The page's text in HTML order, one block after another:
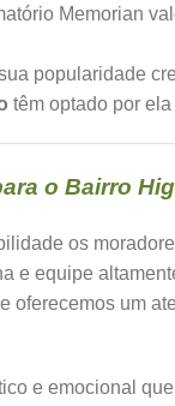
Memorian
popularidade
têm optado por
o Bairro
os
e equipe
oferecemos um
e emocional